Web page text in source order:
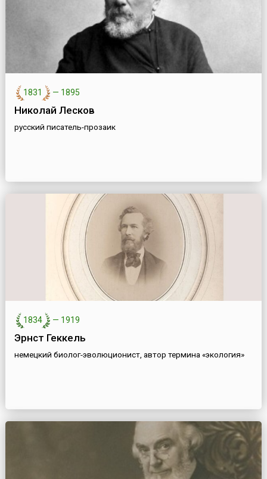
1831 — 1895
Николай Лесков
русский писатель-прозаик
1834 — 1919
Эрнст Геккель
немецкий биолог-эволюционист, автор термина «экология»